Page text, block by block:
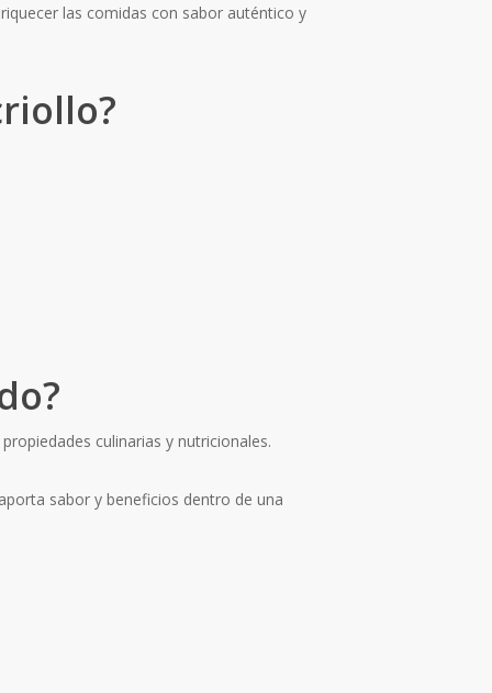
las comidas con sabor auténtico y
culinarias y nutricionales.
sabor y beneficios dentro de una